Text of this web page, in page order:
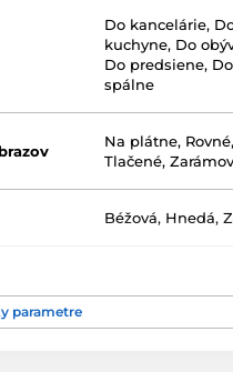
dôležitá a preto sme pre
Do kancelárie,
kuchyne, Do
Do predsiene, Do
spálne
Na plátne, Rovné,
Tlačené,
Béžová, Hnedá,
parametre